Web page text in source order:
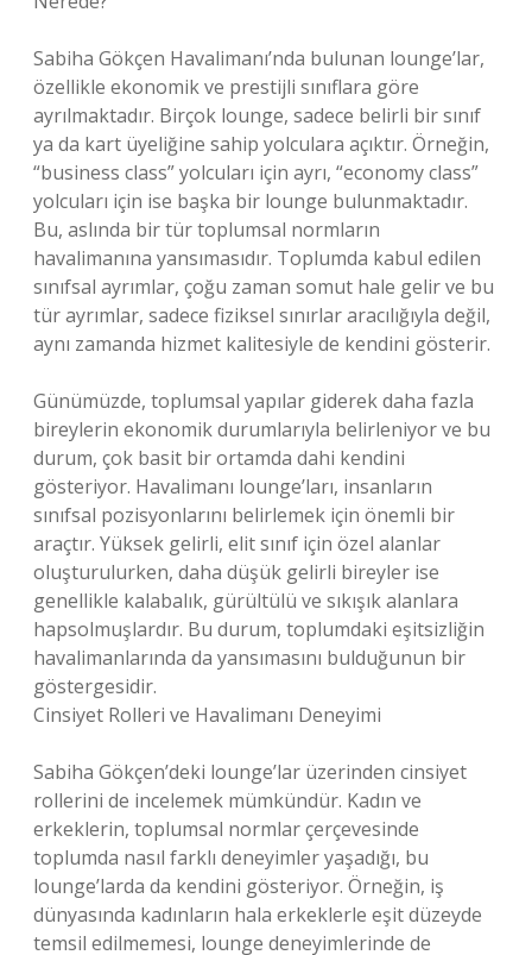
Sabiha Gökçen Havalimanı’nda bulunan lounge’lar,
özellikle ekonomik ve prestijli sınıflara göre
ayrılmaktadır. Birçok lounge, sadece belirli bir sınıf
ya da kart üyeliğine sahip yolculara açıktır. Örneğin,
“business class” yolcuları için ayrı, “economy class”
yolcuları için ise başka bir lounge bulunmaktadır.
Bu, aslında bir tür toplumsal normların
havalimanına yansımasıdır. Toplumda kabul edilen
sınıfsal ayrımlar, çoğu zaman somut hale gelir ve bu
tür ayrımlar, sadece fiziksel sınırlar aracılığıyla değil,
aynı zamanda hizmet kalitesiyle de kendini gösterir.
Günümüzde, toplumsal yapılar giderek daha fazla
bireylerin ekonomik durumlarıyla belirleniyor ve bu
durum, çok basit bir ortamda dahi kendini
gösteriyor. Havalimanı lounge’ları, insanların
sınıfsal pozisyonlarını belirlemek için önemli bir
araçtır. Yüksek gelirli, elit sınıf için özel alanlar
oluşturulurken, daha düşük gelirli bireyler ise
genellikle kalabalık, gürültülü ve sıkışık alanlara
hapsolmuşlardır. Bu durum, toplumdaki eşitsizliğin
havalimanlarında da yansımasını bulduğunun bir
göstergesidir.
Cinsiyet Rolleri ve Havalimanı Deneyimi
Sabiha Gökçen’deki lounge’lar üzerinden cinsiyet
rollerini de incelemek mümkündür. Kadın ve
erkeklerin, toplumsal normlar çerçevesinde
toplumda nasıl farklı deneyimler yaşadığı, bu
lounge’larda da kendini gösteriyor. Örneğin, iş
dünyasında kadınların hala erkeklerle eşit düzeyde
temsil edilmemesi, lounge deneyimlerinde de